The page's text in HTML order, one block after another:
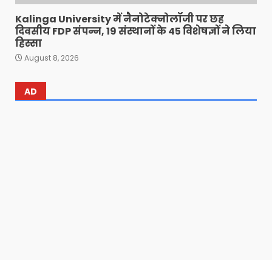
Kalinga University में नैनोटेक्नोलॉजी पर छह
दिवसीय FDP संपन्न, 19 संस्थानों के 45 विशेषज्ञों ने लिया
हिस्सा
August 8, 2026
AD